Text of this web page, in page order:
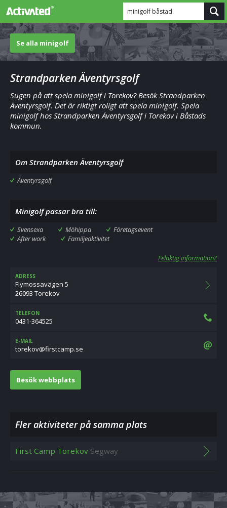
minigolf båstad
Se alla minigolf
Strandparken Äventyrsgolf
Sugen på att spela minigolf i Torekov? Besök Strandparken
Äventyrsgolf. Det är riktigt roligt att spela minigolf. Spela
minigolf hos Strandparken Äventyrsgolf i Torekov i Båstads
kommun.
Om Strandparken Äventyrsgolf
Äventyrsgolf
Minigolf passar bra till:
Svensexa Möhippa
Företagsevent
After work
Familjeaktivitet
Felaktig information?
ADRESS
Flymossavägen 5
26093 Torekov
TELEFON
0431-364525
E-MAIL
es.pmactsrif@vokerot
Besök webbplats
Fler aktiviteter på samma plats
First Camp Torekov Segway